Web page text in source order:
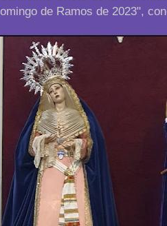
de Ramos de 2023",